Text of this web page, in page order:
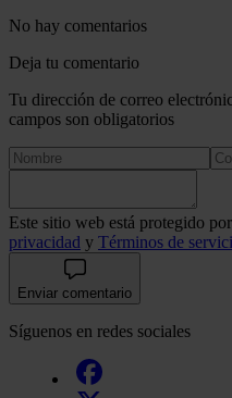
No hay comentarios
Deja tu comentario
Tu dirección de correo
campos son obligatorios
Este sitio web está protegido
privacidad y Términos de
Enviar comentario
Síguenos en redes sociales